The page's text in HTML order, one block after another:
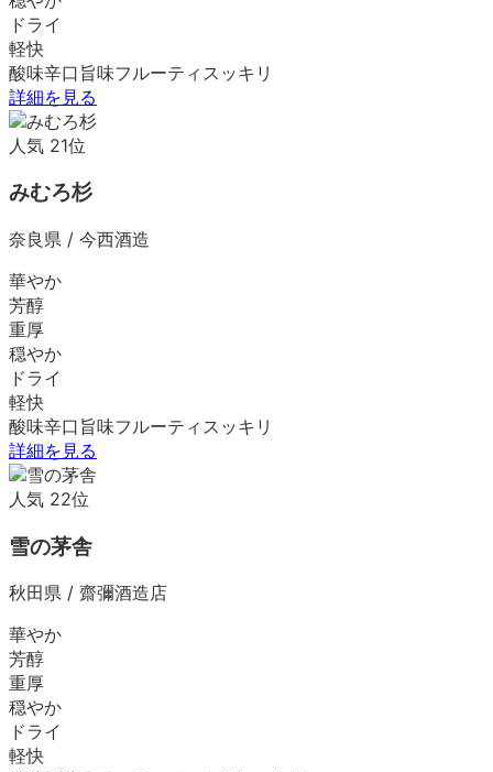
ドライ
軽快
酸味辛口 旨味フルーティ スッキリ
詳細を見る
人気 21位
みむろ杉
奈良県 / 今西酒造
華やか
芳醇
重厚
穏やか
ドライ
軽快
酸味辛口 旨味フルーティ スッキリ
詳細を見る
人気 22位
雪の茅舎
秋田県 / 齋彌酒造店
華やか
芳醇
重厚
穏やか
ドライ
軽快